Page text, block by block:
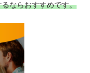
ならおすすめです。